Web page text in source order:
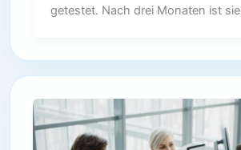
getestet. Nach drei Monaten ist sie